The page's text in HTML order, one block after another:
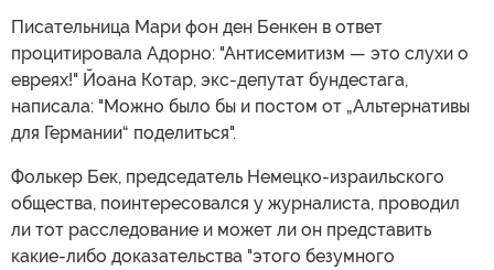
Писательница Мари фон ден Бенкен в ответ
процитировала Адорно: "Антисемитизм — это слухи о
евреях!" Йоана Котар, экс-депутат бундестага,
написала: "Можно было бы и постом от „Альтернативы
для Германии“ поделиться".
Фолькер Бек, председатель Немецко-израильского
общества, поинтересовался у журналиста, проводил
ли тот расследование и может ли он представить
какие-либо доказательства "этого безумного